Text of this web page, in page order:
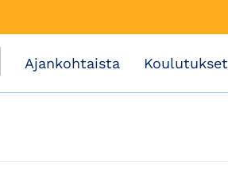
Ajankohtaista Koulutukset